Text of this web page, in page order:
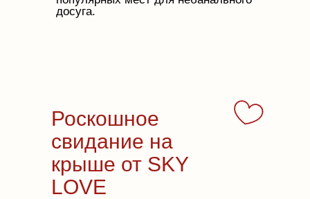
досуга.
Роскошное
свидание на
крыше от SKY
LOVE